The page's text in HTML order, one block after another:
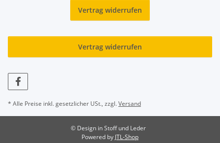
Vertrag widerrufen
Vertrag widerrufen
* Alle Preise inkl. gesetzlicher USt., zzgl.Versand
© Design in Stoff und Leder
Powered by JTL-Shop